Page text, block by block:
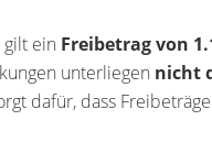
gilt ein Freibetrag von
unterliegen nicht
dafür, dass